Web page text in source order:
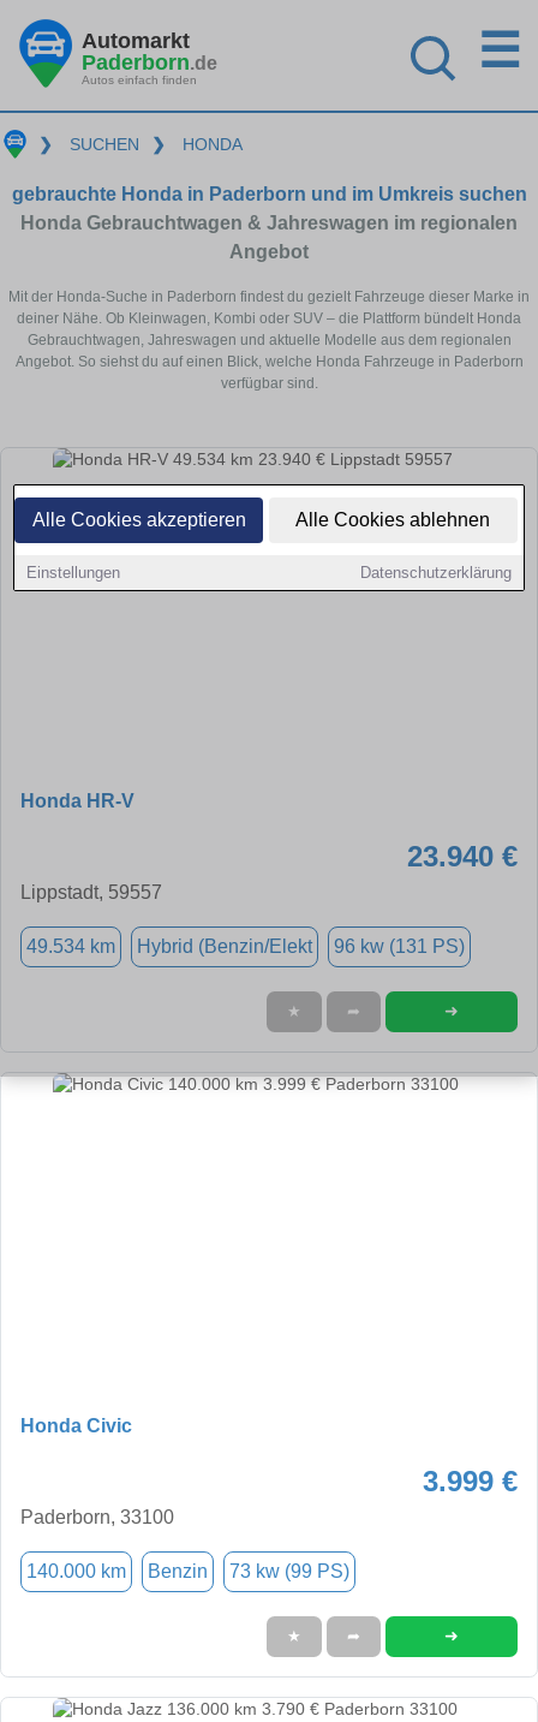
Alle Cookies akzeptieren Alle Cookies ablehnen
Einstellungen Datenschutzerklärung
Automarkt
Paderborn.de
Autos einfach finden
☰
❯ SUCHEN ❯ HONDA
gebrauchte Honda in Paderborn und im Umkreis suchen
Honda Gebrauchtwagen & Jahreswagen im regionalen
Angebot
Mit der Honda-Suche in Paderborn findest du gezielt Fahrzeuge dieser Marke in
deiner Nähe. Ob Kleinwagen, Kombi oder SUV – die Plattform bündelt Honda
Gebrauchtwagen, Jahreswagen und aktuelle Modelle aus dem regionalen
Angebot. So siehst du auf einen Blick, welche Honda Fahrzeuge in Paderborn
verfügbar sind.
Honda HR-V
23.940 €
Lippstadt, 59557
49.534 km Hybrid (Benzin/Elekt 96 kw (131 PS)
★ ➦ ➜
Honda Civic
3.999 €
Paderborn, 33100
140.000 km Benzin 73 kw (99 PS)
★ ➦ ➜